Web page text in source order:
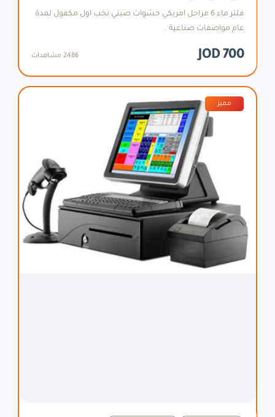
فلتر ماء 6 مراحل امريكي حشوات صيني نخب اول مكفول لمدة
عام مواصفات صناعية .
700 JOD 2486 مشاهدات
مميز